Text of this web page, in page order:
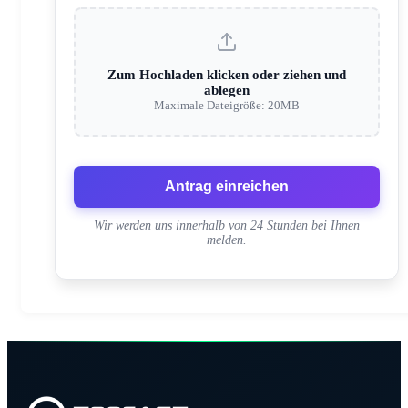
Zum Hochladen klicken oder ziehen und
ablegen
Maximale Dateigröße: 20MB
Antrag einreichen
Wir werden uns innerhalb von 24 Stunden bei Ihnen
melden.